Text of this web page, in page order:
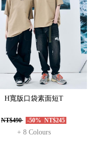
H寬版口袋素面短T
NT$490 -50% NT$245
+ 8 Colours